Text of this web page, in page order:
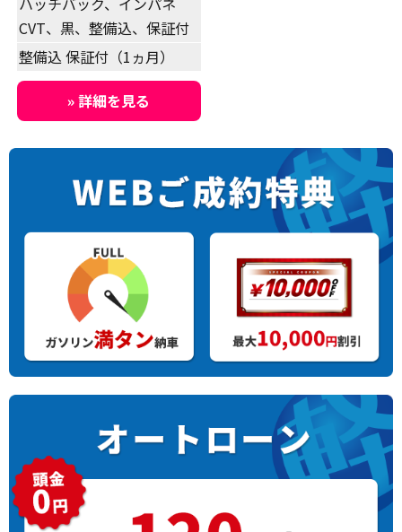
CVT、黒、整備込、保証付
整備込 保証付（1ヵ月）
» 詳細を見る